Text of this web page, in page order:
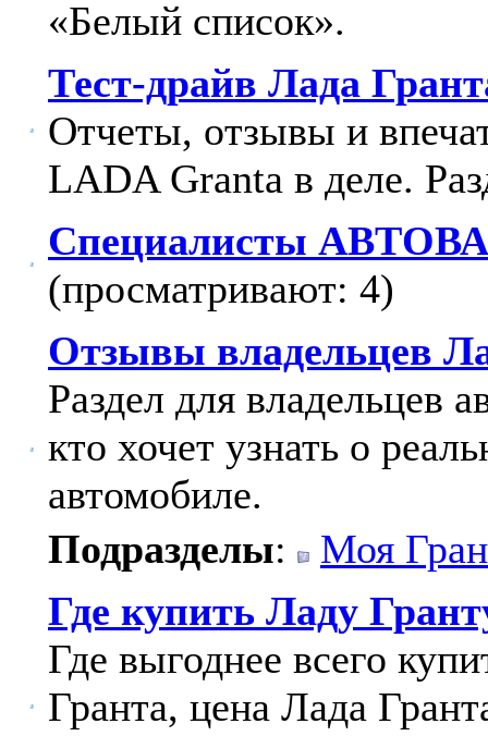
«Белый список».
Тест-драйв Лада
Отчеты, отзывы и
LADA Granta в деле.
Специалисты
(просматривают: 4)
Отзывы владельцев
Раздел для владельцев
кто хочет узнать о
автомобиле.
Подразделы:
Моя
Где купить Ладу
Где выгоднее всего
Гранта, цена Лада